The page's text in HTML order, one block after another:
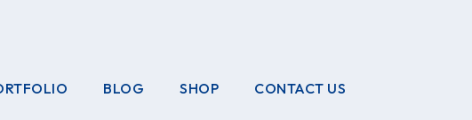
BLOG SHOP CONTACT US